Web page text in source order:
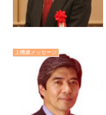
上機嫌メッセージ